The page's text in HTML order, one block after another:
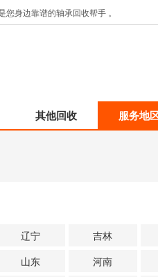
身边靠谱的轴承回收帮手 。
其他回收 服务地
辽宁 吉林
山东 河南